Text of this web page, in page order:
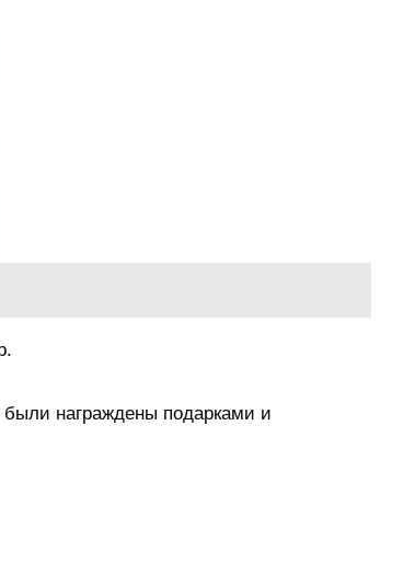
награждены подарками и